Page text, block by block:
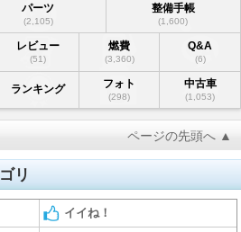
パーツ
(2,105)
整備手帳
(1,600)
レビュー
(51)
燃費
(3,360)
Q&A
(6)
ランキング フォト
(298)
中古車
(1,053)
ページの先頭へ ▲
リ
イイね！